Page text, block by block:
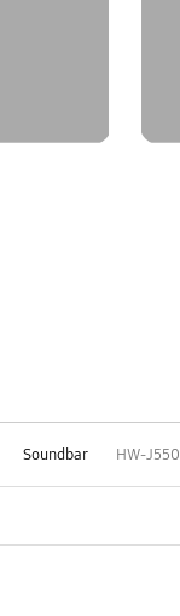
Soundbar HW-J550